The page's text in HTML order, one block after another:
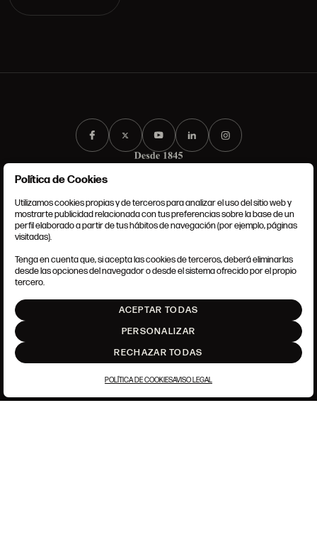
CONDICIONES GENERALES
POLÍTICA DE COOKIES
AJUSTE DE COOKIES
Política de Cookies
Utilizamos cookies propias y de terceros para analizar el uso del sitio web y
mostrarte publicidad relacionada con tus preferencias sobre la base de un
perfil elaborado a partir de tus hábitos de navegación (por ejemplo, páginas
visitadas).
Tenga en cuenta que, si acepta las cookies de terceros, deberá eliminarlas
desde las opciones del navegador o desde el sistema ofrecido por el propio
tercero.
ACEPTAR TODAS
PERSONALIZAR
RECHAZAR TODAS
POLÍTICA DE COOKIESAVISO LEGAL